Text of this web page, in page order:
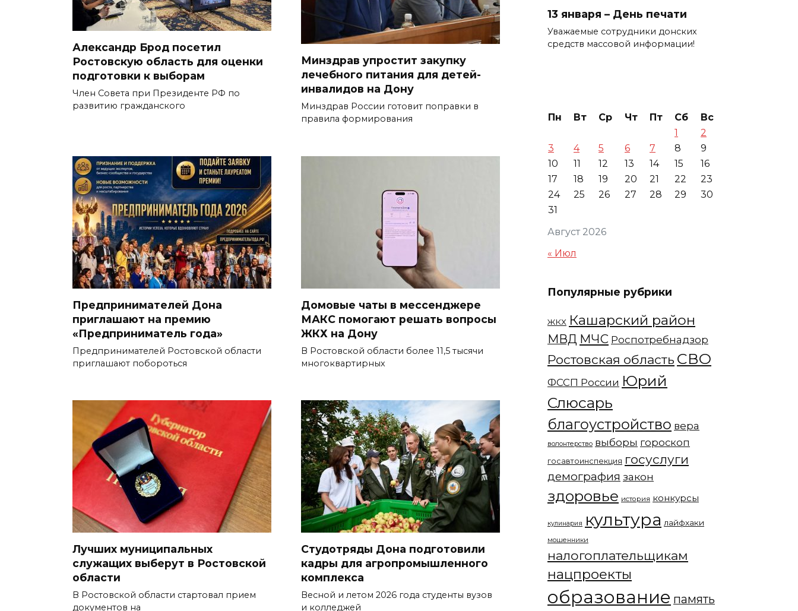
Александр Брод посетил
Ростовскую область для оценки
подготовки к выборам
Член Совета при Президенте РФ по
развитию гражданского
Минздрав упростит закупку
лечебного питания для детей-
инвалидов на Дону
Минздрав России готовит поправки в
правила формирования
Предпринимателей Дона
приглашают на премию
«Предприниматель года»
Предпринимателей Ростовской области
приглашают побороться
Домовые чаты в мессенджере
МАКС помогают решать вопросы
ЖКХ на Дону
В Ростовской области более 11,5 тысячи
многоквартирных
Лучших муниципальных
служащих выберут в Ростовской
области
В Ростовской области стартовал прием
документов на
Студотряды Дона подготовили
кадры для агропромышленного
комплекса
Весной и летом 2026 года студенты вузов
и колледжей
13 января – День печати
Уважаемые сотрудники донских
средств массовой информации!
Август 2026
Пн Вт Ср Чт Пт Сб
Вс
1
2
3
4 5 6 7 8
9
10
11 12 13 14 15
16
17
18 19 20 21 22
23
24
25 26 27 28 29
30
31
« Июл
Популярные рубрики
ЖКХ Кашарский район
МВД МЧС Роспотребнадзор
Ростовская область СВО
ФССП России Юрий
Слюсарь
благоустройство вера
волонтерство выборы гороскоп
госавтоинспекция госуслуги
демография закон
здоровье история конкурсы
кулинария культура лайфхаки
мошенники
налогоплательщикам
нацпроекты
образование память